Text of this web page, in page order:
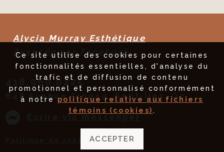
Ce site utilise des cookies pour certaines
fonctionnalités essentielles, d'analyse du
trafic et de diffusion de contenu
promotionnel et personnalisé conformément
à notre politique relative aux fichiers
témoins (cookies) .
ACCEPTER
Alycia Murray Esthétique
Avancée sur Facebook
418.960.0225
648 Avenue Arneau, Sept-Îles, Qc
Écrire via messenger
Politique de confidentialité